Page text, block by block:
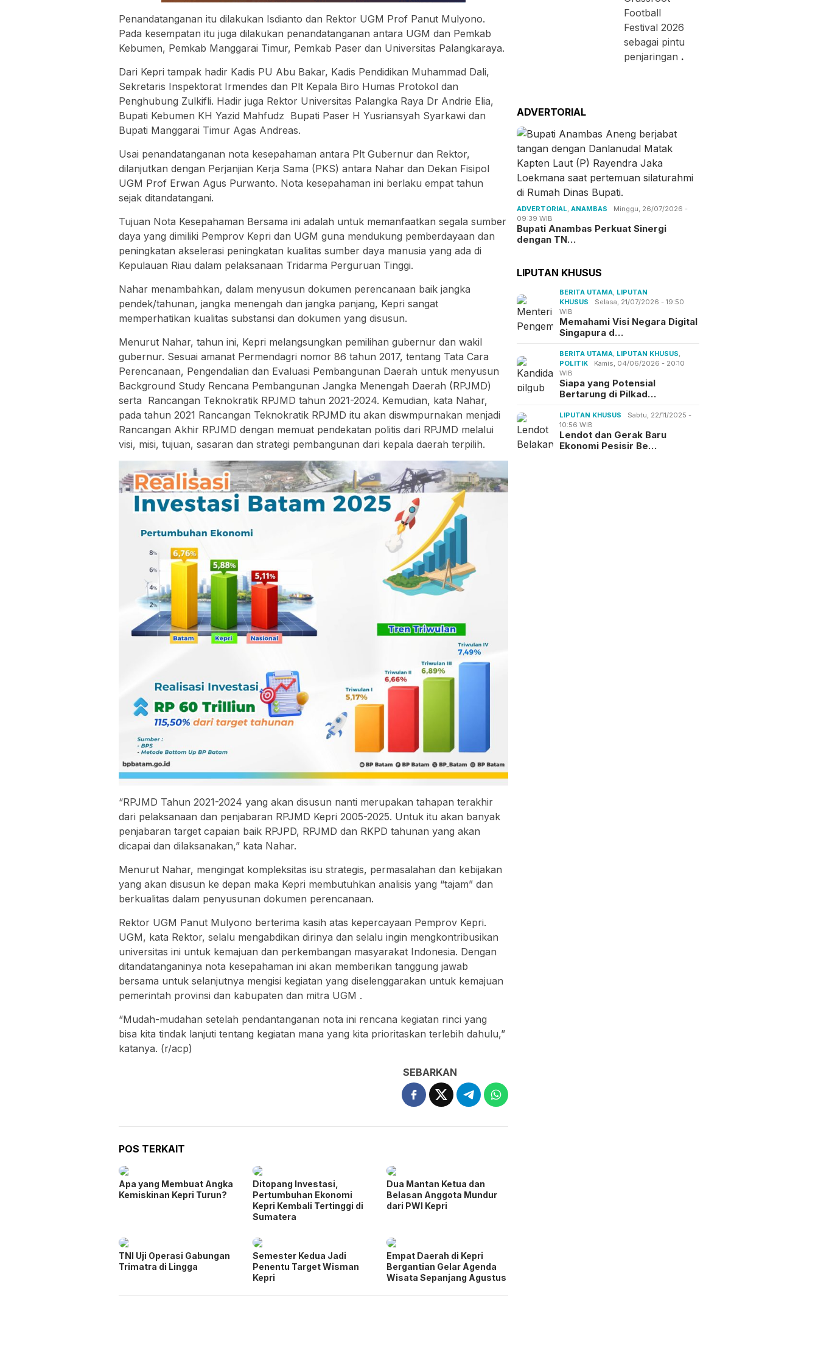
Penandatanganan itu dilakukan Isdianto dan Rektor UGM Prof Panut Mulyono.
Pada kesempatan itu juga dilakukan penandatanganan antara UGM dan Pemkab
Kebumen, Pemkab Manggarai Timur, Pemkab Paser dan Universitas Palangkaraya.
Dari Kepri tampak hadir Kadis PU Abu Bakar, Kadis Pendidikan Muhammad Dali,
Sekretaris Inspektorat Irmendes dan Plt Kepala Biro Humas Protokol dan
Penghubung Zulkifli. Hadir juga Rektor Universitas Palangka Raya Dr Andrie Elia,
Bupati Kebumen KH Yazid Mahfudz Bupati Paser H Yusriansyah Syarkawi dan
Bupati Manggarai Timur Agas Andreas.
Usai penandatanganan nota kesepahaman antara Plt Gubernur dan Rektor,
dilanjutkan dengan Perjanjian Kerja Sama (PKS) antara Nahar dan Dekan Fisipol
UGM Prof Erwan Agus Purwanto. Nota kesepahaman ini berlaku empat tahun
sejak ditandatangani.
Tujuan Nota Kesepahaman Bersama ini adalah untuk memanfaatkan segala sumber
daya yang dimiliki Pemprov Kepri dan UGM guna mendukung pemberdayaan dan
peningkatan akselerasi peningkatan kualitas sumber daya manusia yang ada di
Kepulauan Riau dalam pelaksanaan Tridarma Perguruan Tinggi.
Nahar menambahkan, dalam menyusun dokumen perencanaan baik jangka
pendek/tahunan, jangka menengah dan jangka panjang, Kepri sangat
memperhatikan kualitas substansi dan dokumen yang disusun.
Menurut Nahar, tahun ini, Kepri melangsungkan pemilihan gubernur dan wakil
gubernur. Sesuai amanat Permendagri nomor 86 tahun 2017, tentang Tata Cara
Perencanaan, Pengendalian dan Evaluasi Pembangunan Daerah untuk menyusun
Background Study Rencana Pembangunan Jangka Menengah Daerah (RPJMD)
serta Rancangan Teknokratik RPJMD tahun 2021-2024. Kemudian, kata Nahar,
pada tahun 2021 Rancangan Teknokratik RPJMD itu akan diswmpurnakan menjadi
Rancangan Akhir RPJMD dengan memuat pendekatan politis dari RPJMD melalui
visi, misi, tujuan, sasaran dan strategi pembangunan dari kepala daerah terpilih.
“RPJMD Tahun 2021-2024 yang akan disusun nanti merupakan tahapan terakhir
dari pelaksanaan dan penjabaran RPJMD Kepri 2005-2025. Untuk itu akan banyak
penjabaran target capaian baik RPJPD, RPJMD dan RKPD tahunan yang akan
dicapai dan dilaksanakan,” kata Nahar.
Menurut Nahar, mengingat kompleksitas isu strategis, permasalahan dan kebijakan
yang akan disusun ke depan maka Kepri membutuhkan analisis yang “tajam” dan
berkualitas dalam penyusunan dokumen perencanaan.
Rektor UGM Panut Mulyono berterima kasih atas kepercayaan Pemprov Kepri.
UGM, kata Rektor, selalu mengabdikan dirinya dan selalu ingin mengkontribusikan
universitas ini untuk kemajuan dan perkembangan masyarakat Indonesia. Dengan
ditandatanganinya nota kesepahaman ini akan memberikan tanggung jawab
bersama untuk selanjutnya mengisi kegiatan yang diselenggarakan untuk kemajuan
pemerintah provinsi dan kabupaten dan mitra UGM .
“Mudah-mudahan setelah pendantanganan nota ini rencana kegiatan rinci yang
bisa kita tindak lanjuti tentang kegiatan mana yang kita prioritaskan terlebih dahulu,”
katanya. (r/acp)
SEBARKAN
POS TERKAIT
Apa yang Membuat Angka
Kemiskinan Kepri Turun?
Ditopang Investasi,
Pertumbuhan Ekonomi
Kepri Kembali Tertinggi di
Sumatera
Dua Mantan Ketua dan
Belasan Anggota Mundur
dari PWI Kepri
TNI Uji Operasi Gabungan
Trimatra di Lingga
Semester Kedua Jadi
Penentu Target Wisman
Kepri
Empat Daerah di Kepri
Bergantian Gelar Agenda
Wisata Sepanjang Agustus
Football
Festival 2026
sebagai pintu
penjaringan .
ADVERTORIAL
ADVERTORIAL ,ANAMBAS
Minggu, 26/07/2026 -
09:39 WIB
Bupati Anambas Perkuat Sinergi
dengan TN…
LIPUTAN KHUSUS
BERITA UTAMA LIPUTAN
KHUSUS
Selasa, 21/07/2026 - 19:50
WIB
Memahami Visi Negara Digital
Singapura d…
BERITA UTAMA LIPUTAN KHUSUS
POLITIK
Kamis, 04/06/2026 - 20:10
WIB
Siapa yang Potensial
Bertarung di Pilkad…
LIPUTAN KHUSUS
Sabtu, 22/11/2025 -
10:56 WIB
Lendot dan Gerak Baru
Ekonomi Pesisir Be…